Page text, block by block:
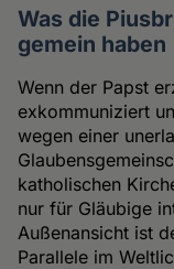
Was die
gemein haben
Wenn der Papst
exkommuniziert
wegen einer
katholischen
nur für Gläubige
Außenansicht ist
Parallele im